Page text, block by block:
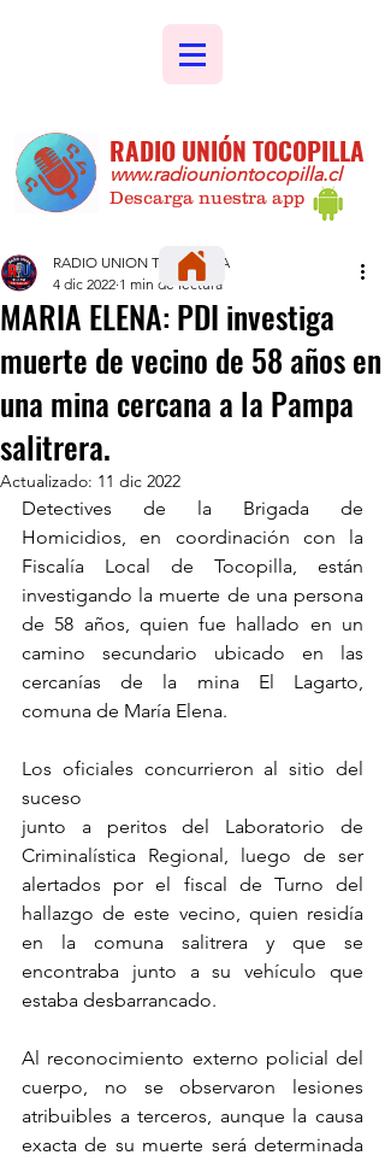
RADIO UNIÓN TOCOPILLA
www.radiouniontocopilla.cl
Descarga nuestra app
MARIA ELENA: PDI investiga
muerte de vecino de 58 años en
una mina cercana a la Pampa
salitrera.
RADIO UNION TOCOPILLA
4 dic 2022 1 min de lectura
Actualizado: 11 dic 2022
Detectives de la Brigada de
Homicidios, en coordinación con la
Fiscalía Local de Tocopilla, están
investigando la muerte de una persona
de 58 años, quien fue hallado en un
camino secundario ubicado en las
cercanías de la mina El Lagarto,
comuna de María Elena.
Los oficiales concurrieron al sitio del
suceso
junto a peritos del Laboratorio de
Criminalística Regional, luego de ser
alertados por el fiscal de Turno del
hallazgo de este vecino, quien residía
en la comuna salitrera y que se
encontraba junto a su vehículo que
estaba desbarrancado.
Al reconocimiento externo policial del
cuerpo, no se observaron lesiones
atribuibles a terceros, aunque la causa
exacta de su muerte será determinada